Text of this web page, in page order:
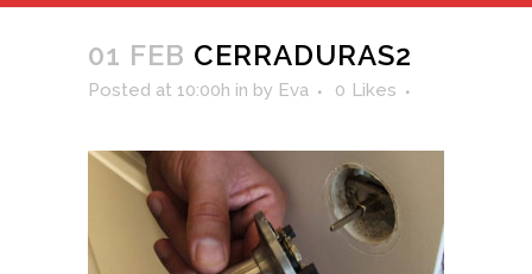
01 FEB CERRADURAS2
Posted at 10:00h in by Eva 0 Likes